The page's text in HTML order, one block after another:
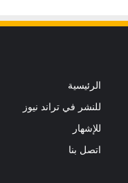
الرئيسية
للنشر في تراند نيوز
للإشهار
اتصل بنا